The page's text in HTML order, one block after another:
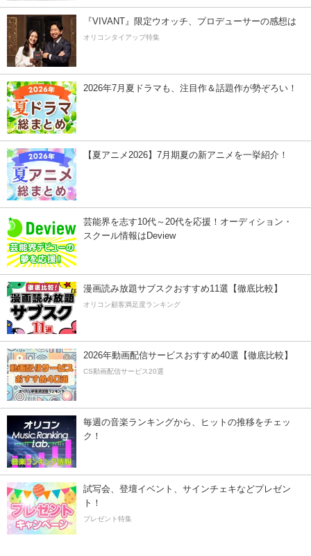
『VIVANT』限定ウオッチ、プロデューサーの感想は
オリコンタイアップ特集
2026年7月夏ドラマも、注目作＆話題作が勢ぞろい！
【夏アニメ2026】7月期夏の新アニメを一挙紹介！
芸能界を志す10代～20代を応援！オーディション・
スクール情報はDeview
漫画読み放題サブスクおすすめ11選【徹底比較】
オリコン顧客満足度ランキング
2026年動画配信サービスおすすめ40選【徹底比較】
CS動画配信サービス20選
毎週の音楽ランキングから、ヒットの推移をチェッ
ク！
試写会、登壇イベント、サインチェキなどプレゼン
ト！
プレゼント特集